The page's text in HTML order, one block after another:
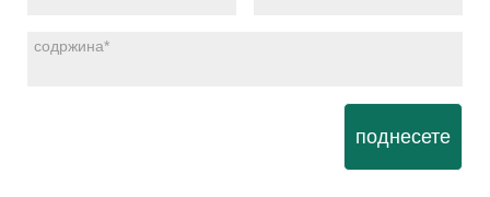
поднесете